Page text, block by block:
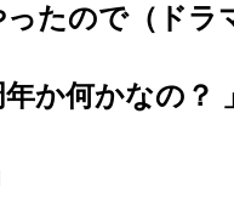
ったので（ドラ
年か何かなの？